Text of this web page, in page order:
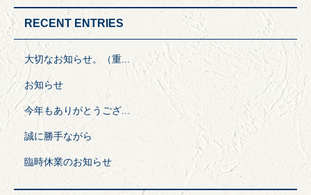
RECENT ENTRIES
大切なお知らせ。（重...
お知らせ
今年もありがとうござ...
誠に勝手ながら
臨時休業のお知らせ